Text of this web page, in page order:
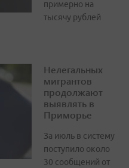
примерно на
тысячу рублей
Нелегальных
мигрантов
продолжают
выявлять в
Приморье
За июль в систему
поступило около
30 сообщений от